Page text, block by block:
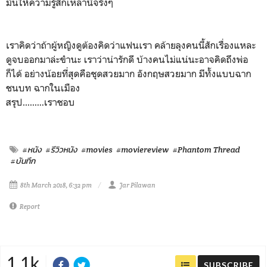
เราคิดว่าถ้าผู้หญิงดูต้องคิดว่าแฟนเรา คล้ายลุงคนนี้สักเรื่องแหละ
ดูจบออกมาล่ะขำนะ เราว่าน่ารักดี บ้างคนไม่แน่นะอาจคิดถึงพ่อ
ก็ได้ อย่างน้อยที่สุดคือชุดสวยมาก อังกฤษสวยมาก มีทั้งแบบฉาก
ชนบท ฉากในเมือง
สรุป.........เราชอบ
#หนัง #รีวิวหนัง #movies #moviereview #Phantom Thread
#บันทึก
8th March 2018, 6:32 pm Jar Pilawan
Report
1.1k SUBSCRIBE